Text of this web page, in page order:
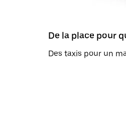
De la place pour
Des taxis pour un